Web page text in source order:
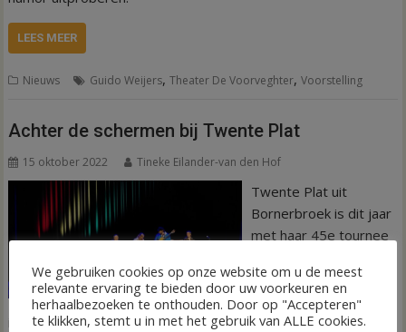
LEES MEER
Nieuws Guido Weijers,Theater De Voorveghter,Voorstelling
Achter de schermen bij Twente Plat
15 oktober 2022 Tineke Eilander-van den Hof
Twente Plat uit
Bornerbroek is dit jaar
met haar 45e tournee
Donderdagavond 13
oktober was de groep
in theater De Voorveghter in Hardenberg.
We gebruiken cookies op onze website om u de meest
relevante ervaring te bieden door uw voorkeuren en
herhaalbezoeken te onthouden. Door op "Accepteren"
te klikken, stemt u in met het gebruik van ALLE cookies.